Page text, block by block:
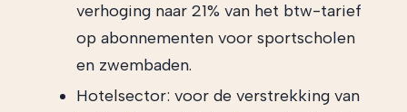
verhoging naar 21% van het btw-tarief
op abonnementen voor sportscholen
en zwembaden.
Hotelsector: voor de verstrekking van